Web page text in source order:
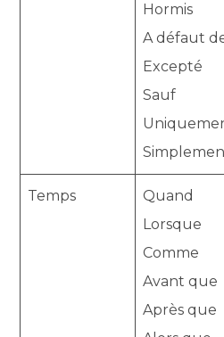
Hormis
A défaut
Excepté
Sauf
Temps
Quand
Lorsque
Comme
Avant que
Après que